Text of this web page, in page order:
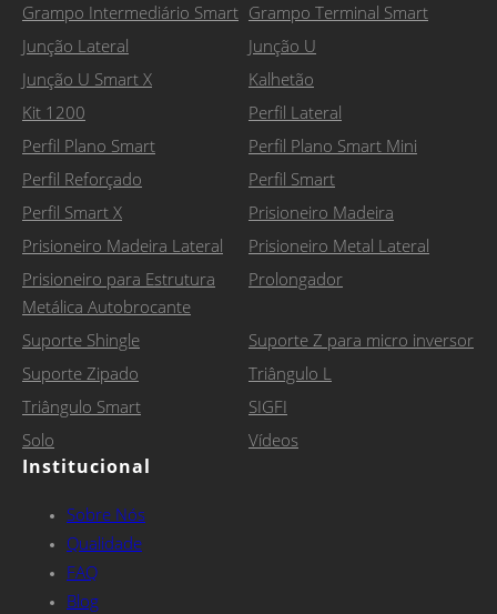
Grampo Intermediário Smart Grampo Terminal Smart
Junção Lateral
Junção U
Junção U Smart X
Kalhetão
Kit 1200
Perfil Lateral
Perfil Plano Smart
Perfil Plano Smart Mini
Perfil Reforçado
Perfil Smart
Perfil Smart X
Prisioneiro Madeira
Prisioneiro Madeira Lateral
Prisioneiro Metal Lateral
Prisioneiro para Estrutura
Metálica Autobrocante
Prolongador
Suporte Shingle
Suporte Z para micro inversor
Suporte Zipado
Triângulo L
Triângulo Smart
SIGFI
Solo
Vídeos
Institucional
Sobre Nós
Qualidade
FAQ
Blog